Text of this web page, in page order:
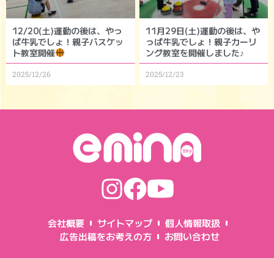
12/20(土)運動の後は、やっ
ぱ牛乳でしょ！親子バスケッ
ト教室開催
2025/12/26
11月29日(土)運動の後は、や
っぱ牛乳でしょ！親子カーリ
ング教室を開催しました♪
2025/12/23
会社概要 サイトマップ
個人情報取扱
広告出稿をお考えの方
お問い合わせ